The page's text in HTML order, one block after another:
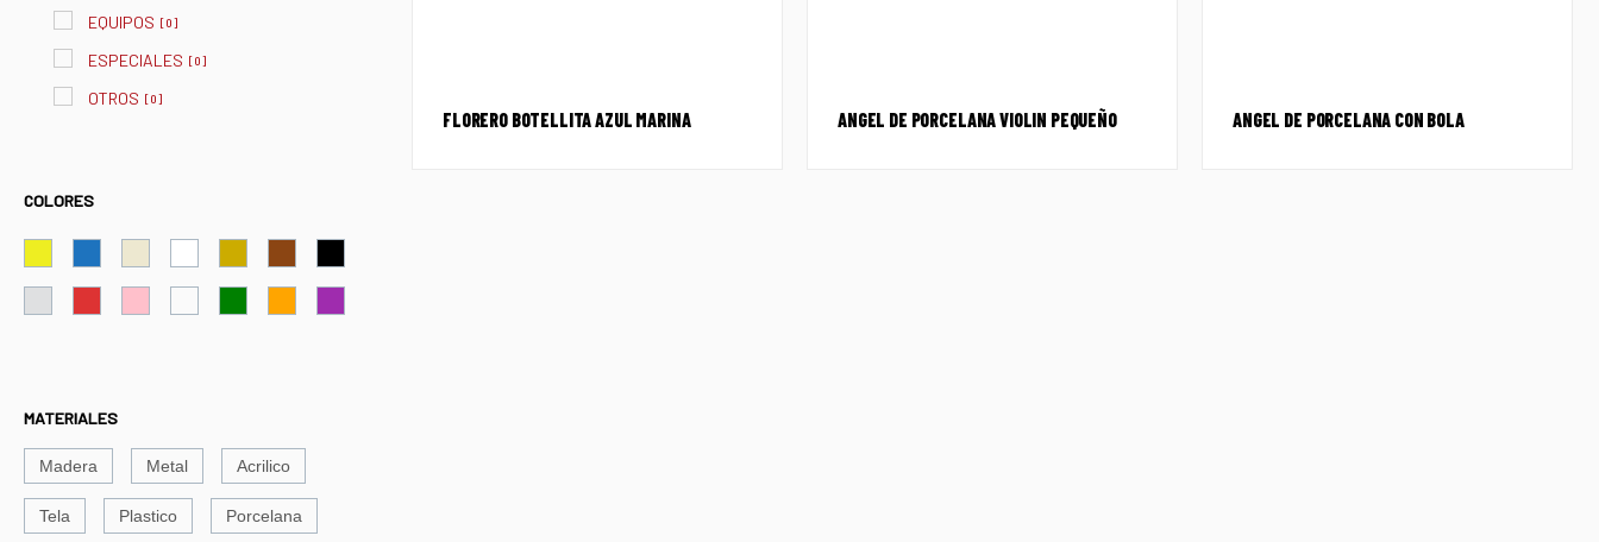
EQUIPOS [0]
ESPECIALES [0]
OTROS [0]
COLORES
MATERIALES
Madera Metal Acrilico
Tela Plastico Porcelana
FLORERO BOTELLITA AZUL MARINA ANGEL DE PORCELANA VIOLIN PEQUEÑO ANGEL DE PORCELANA CON BOLA